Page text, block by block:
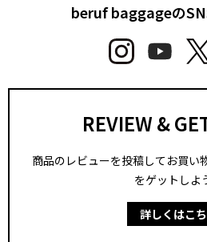
beruf baggageの
REVIEW &
商品のレビューを投稿してお買い
をゲットしよ
詳しくはこ